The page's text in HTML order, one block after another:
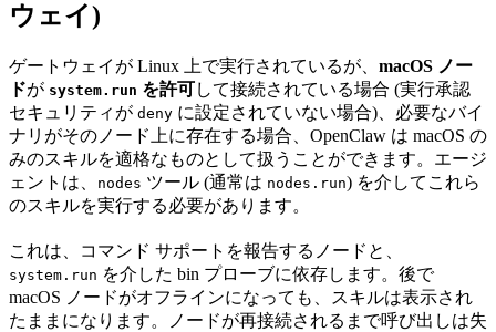
ウェイ)
ゲートウェイが Linux 上で実行されているが、 macOS ノー
ドが system.run を許可して接続されている場合 (実行承認
セキュリティが deny に設定されていない場合)、必要なバイ
ナリがそのノード上に存在する場合、OpenClaw は macOS の
みのスキルを適格なものとして扱うことができます。エージ
ェントは、
nodes ツール (通常は nodes.run) を介してこれら
のスキルを実行する必要があります。
これは、コマンド サポートを報告するノードと、
system.run を介した bin プローブに依存します。後で
macOS ノードがオフラインになっても、スキルは表示され
たままになります。ノードが再接続されるまで呼び出しは失